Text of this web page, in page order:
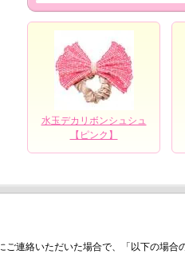
水玉デカリボンシュシュ
【ピンク】
ご連絡いただいた場合で、「以下の場合